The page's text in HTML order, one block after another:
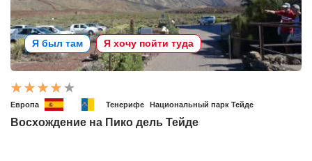
Я был там Я хочу пойти туда
Европа Тенерифе Национальный парк Тейде
Восхождение на Пико дель Тейде